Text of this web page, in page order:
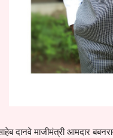
दानवे माजीमंत्री आमदार